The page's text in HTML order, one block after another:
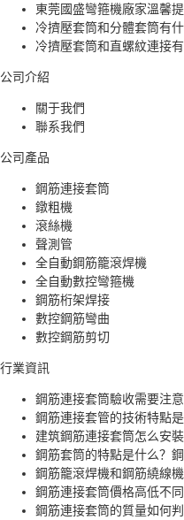
東莞國盛彎箍機廠家溫馨
冷擠壓套筒和分體套筒有什
冷擠壓套筒和直螺紋連接有
公司介紹
關于我們
聯系我們
公司產品
鋼筋連接套筒
鐓粗機
滾絲機
聲測管
全自動鋼筋籠滾焊機
全自動數控彎箍機
鋼筋桁架焊接
數控鋼筋彎曲
數控鋼筋剪切
行業資訊
鋼筋連接套筒驗收需要注意
鋼筋連接套管的技術特點是
建筑鋼筋連接套筒怎么安裝
鋼筋套筒的特點是什么？鋼
鋼筋籠滾焊機和鋼筋繞線
鋼筋連接套筒價格高低不
鋼筋連接套筒的質量如何判